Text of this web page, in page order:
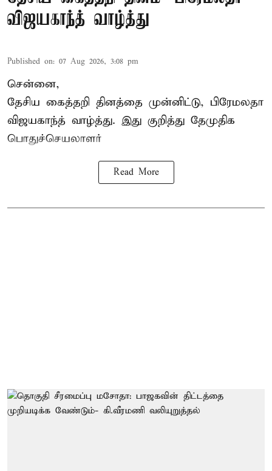
விஜயகாந்த் வாழ்த்து
Published on: 07 Aug 2026, 3:08 pm
சென்னை,
தேசிய கைத்தறி தினத்தை முன்னிட்டு, பிரேமலதா
விஜயகாந்த் வாழ்த்து. இது குறித்து தேமுதிக
பொதுச்செயலாளர்
Read More